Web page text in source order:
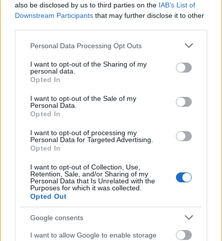
also be disclosed by us to third parties on the IAB’s List of
Downstream Participants that may further disclose it to other
Please note that this website/app uses one or more Google
not limited to your visit or usage behaviour. You may click to
grant or deny consent to Google and its third-party tags to
use your data for below specified purposes in below Google
consent section.
Personal Data Processing Opt Outs
I want to opt-out of the Sharing of my
personal data.
Opted In
I want to opt-out of the Sale of my
Personal Data.
Opted In
I want to opt-out of processing my
Personal Data for Targeted Advertising.
Opted In
I want to opt-out of Collection, Use,
Retention, Sale, and/or Sharing of my
Personal Data that Is Unrelated with the
Purposes for which it was collected.
Opted Out
Google consents
I want to allow Google to enable storage
Amire többmillióan vártunk: szombattól másodfokúra
csökken a riasztás
MAGYAR ÉPÍTŐK